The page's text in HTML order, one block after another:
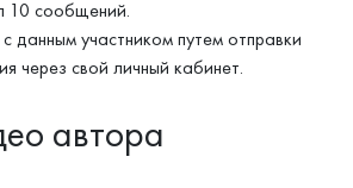
10 сообщений.
данным участником путем отправки
через свой личный кабинет.
автора